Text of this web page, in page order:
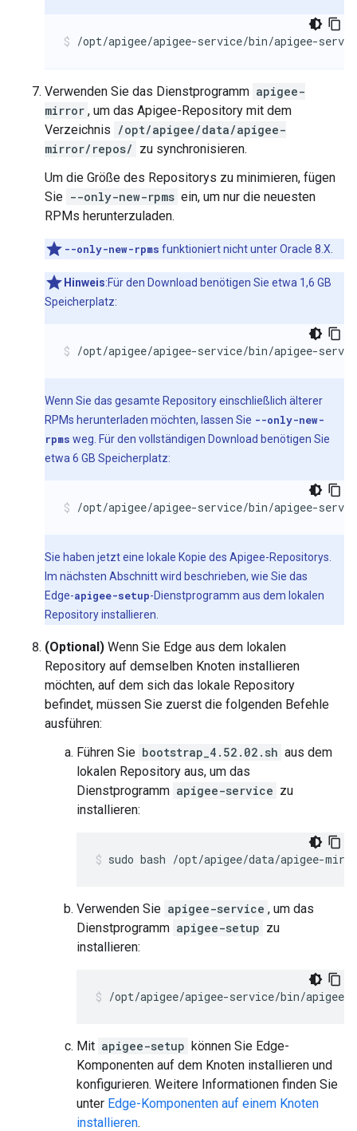
/opt/apigee/apigee-service/bin/apigee-
Verwenden Sie das Dienstprogramm apigee-
mirror , um das Apigee-Repository mit dem
Verzeichnis /opt/apigee/data/apigee-
mirror/repos/ zu synchronisieren.
Um die Größe des Repositorys zu minimieren, fügen
Sie --only-new-rpms ein, um nur die neuesten
RPMs herunterzuladen.
--only-new-rpms funktioniert nicht unter Oracle 8.X.
Hinweis:Für den Download benötigen Sie etwa 1,6 GB
Speicherplatz:
/opt/apigee/apigee-service/bin/apigee-
Wenn Sie das gesamte Repository einschließlich älterer
RPMs herunterladen möchten, lassen Sie --only-new-
rpms weg. Für den vollständigen Download benötigen Sie
etwa 6 GB Speicherplatz:
/opt/apigee/apigee-service/bin/apigee-
Sie haben jetzt eine lokale Kopie des Apigee-Repositorys.
Im nächsten Abschnitt wird beschrieben, wie Sie das
Edge-apigee-setup-Dienstprogramm aus dem lokalen
Repository installieren.
(Optional) Wenn Sie Edge aus dem lokalen
Repository auf demselben Knoten installieren
möchten, auf dem sich das lokale Repository
befindet, müssen Sie zuerst die folgenden Befehle
ausführen:
Führen Sie bootstrap_4.52.02.sh aus dem
lokalen Repository aus, um das
Dienstprogramm apigee-service zu
installieren:
sudo bash /opt/apigee/data/apigee-
Verwenden Sie apigee-service , um das
Dienstprogramm apigee-setup zu
installieren:
/opt/apigee/apigee-service/bin/
Mit apigee-setup können Sie Edge-
Komponenten auf dem Knoten installieren und
konfigurieren. Weitere Informationen finden Sie
unter Edge-Komponenten auf einem Knoten
installieren.